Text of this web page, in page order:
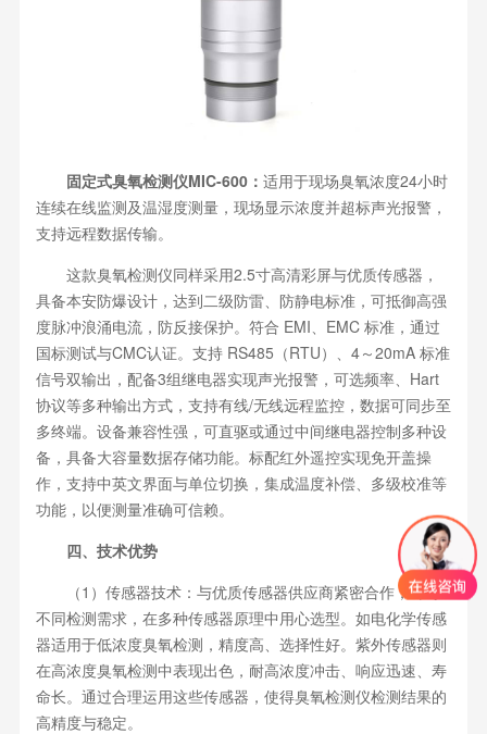
固定式臭氧检测仪MIC-600： 适用于现场臭氧浓度24小时
连续在线监测及温湿度测量，现场显示浓度并超标声光报警，
支持远程数据传输。
这款臭氧检测仪同样采用2.5寸高清彩屏与优质传感器，
具备本安防爆设计，达到二级防雷、防静电标准，可抵御高强
度脉冲浪涌电流，防反接保护。符合 EMI、EMC 标准，通过
国标测试与CMC认证。支持 RS485（RTU）、4～20mA 标准
信号双输出，配备3组继电器实现声光报警，可选频率、Hart
协议等多种输出方式，支持有线/无线远程监控，数据可同步至
多终端。设备兼容性强，可直驱或通过中间继电器控制多种设
备，具备大容量数据存储功能。标配红外遥控实现免开盖操
作，支持中英文界面与单位切换，集成温度补偿、多级校准等
功能，以便测量准确可信赖。
四、技术优势
（1）传感器技术：与优质传感器供应商紧密合作，针对
不同检测需求，在多种传感器原理中用心选型。如电化学传感
器适用于低浓度臭氧检测，精度高、选择性好。紫外传感器则
在高浓度臭氧检测中表现出色，耐高浓度冲击、响应迅速、寿
命长。通过合理运用这些传感器，使得臭氧检测仪检测结果的
高精度与稳定。